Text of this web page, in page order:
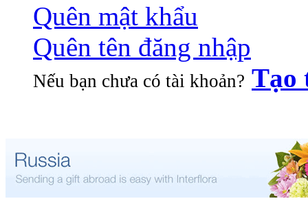
Quên mật khẩu
Quên tên đăng nhập
Nếu bạn chưa có tài khoản? Tạo